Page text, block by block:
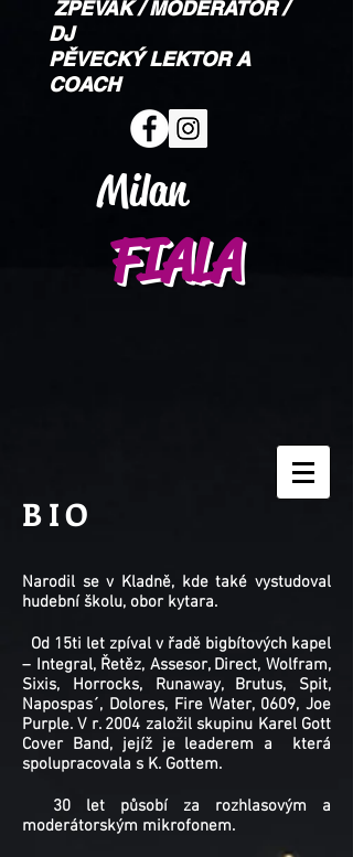
ZPĚVÁK / MODERÁTOR /
DJ
PĚVECKÝ LEKTOR A
COACH
Milan
FIALA
BIO
Narodil se v Kladně, kde také vystudoval
hudební školu, obor kytara.
Od 15ti let zpíval v řadě bigbítových kapel
– Integral, Řetěz, Assesor, Direct, Wolfram,
Sixis, Horrocks, Runaway, Brutus, Spit,
Napospas´, Dolores, Fire Water, 0609, Joe
Purple. V r. 2004 založil skupinu Karel Gott
Cover Band, jejíž je leaderem a která
spolupracovala s K. Gottem.
30 let působí za rozhlasovým a
moderátorským mikrofonem.